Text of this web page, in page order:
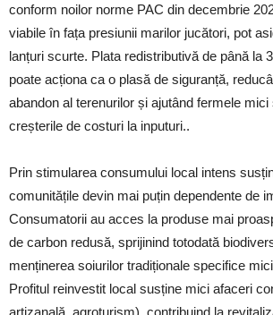
conform noilor norme PAC din decembrie
viabile în fața presiunii marilor jucători, pot
lanțuri scurte. Plata redistributivă de până la
poate acționa ca o plasă de siguranță,
abandon al terenurilor și ajutând fermele
creșterile de costuri la inputuri..
Prin stimularea consumului local intens
comunitățile devin mai puțin dependente de
Consumatorii au acces la produse mai
de carbon redusă, sprijinind totodată
menținerea soiurilor tradiționale specifice
Profitul reinvestit local susține mici afaceri
artizanală, agroturism), contribuind la